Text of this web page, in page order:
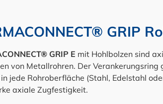
GRIP
GRIP E mit Hohlbolzen sind
von Metallrohren. Der
jede Rohroberfläche (Stahl, Edelstahl
axiale Zugfestigkeit.